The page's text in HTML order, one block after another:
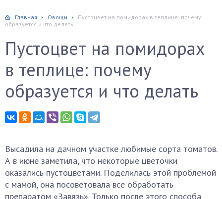
Главная Овощи
Пустоцвет на помидорах в теплице: почему
образуется и что делать
Пустоцвет на помидорах
в теплице: почему
образуется и что делать
Высадила на дачном участке любимые сорта томатов.
А в июне заметила, что некоторые цветочки
оказались пустоцветами. Поделилась этой проблемой
с мамой, она посоветовала все обработать
препаратом «Завязь». Только после этого способа